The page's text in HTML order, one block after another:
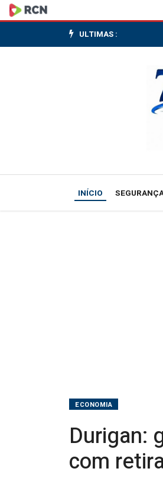
Durigan:
governo
agentes
econômicos
ULTIMAS :
INÍCIO
ECONOMIA
Durigan:
com